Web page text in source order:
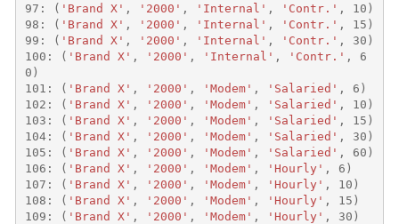
97 : ( 'Brand X' , '2000' , 'Internal' , 'Contr.' , 10 )
98 : ( 'Brand X' , '2000' , 'Internal' , 'Contr.' , 15 )
99 : ( 'Brand X' , '2000' , 'Internal' , 'Contr.' , 30 )
100 : ( 'Brand X' , '2000' , 'Internal' , 'Contr.' ,
6
0 )
101 : ( 'Brand X' , '2000' , 'Modem' , 'Salaried' , 6 )
102 : ( 'Brand X' , '2000' , 'Modem' , 'Salaried' , 10 )
103 : ( 'Brand X' , '2000' , 'Modem' , 'Salaried' , 15 )
104: ( 'Brand X' , '2000' , 'Modem' , 'Salaried' , 30 )
105 : ( 'Brand X' , '2000' , 'Modem' , 'Salaried' , 60 )
106 : ( 'Brand X' , '2000' , 'Modem' , 'Hourly' , 6 )
107 : ( 'Brand X' , '2000' , 'Modem' , 'Hourly' , 10 )
108 : ( 'Brand X' , '2000' , 'Modem' , 'Hourly' , 15 )
109 : ( 'Brand X' , '2000' , 'Modem' , 'Hourly' , 30 )